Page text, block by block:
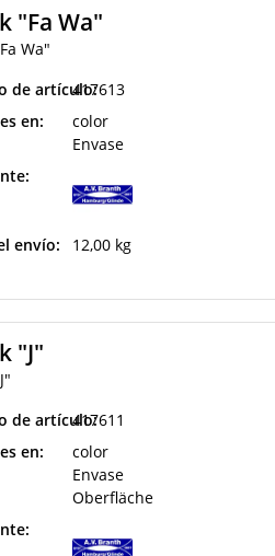
"Fa Wa"
Wa"
de artículo:417613
en:
color
Envase
envío: 12,00 kg
"J"
de artículo:417611
en:
color
Envase
Oberfläche